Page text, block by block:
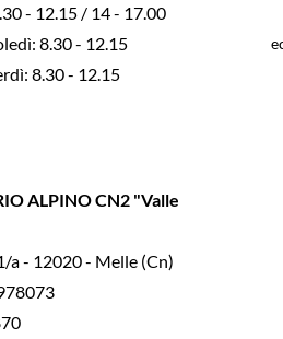
- 12.15 / 14 - 17.00
8.30 - 12.15
8.30 - 12.15
ALPINO CN2 "Valle
a - 12020 - Melle (Cn)